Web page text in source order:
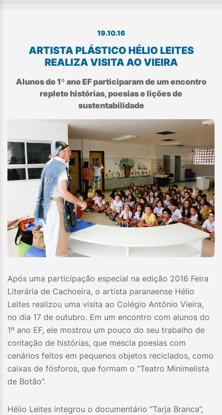
19.10.16
ARTISTA PLÁSTICO HÉLIO LEITES
REALIZA VISITA AO VIEIRA
Alunos do 1º ano EF participaram de um encontro
repleto histórias, poesias e lições de
sustentabilidade
Após uma participação especial na edição 2016 Feira
Literária de Cachoeira, o artista paranaense Hélio
Leites realizou uma visita ao Colégio Antônio Vieira,
no dia 17 de outubro. Em um encontro com alunos do
1º ano EF, ele mostrou um pouco do seu trabalho de
contação de histórias, que mescla poesias com
cenários feitos em pequenos objetos reciclados, como
caixas de fósforos, que formam o “Teatro Minimelista
de Botão”.
Hélio Leites integrou o documentário “Tarja Branca”,